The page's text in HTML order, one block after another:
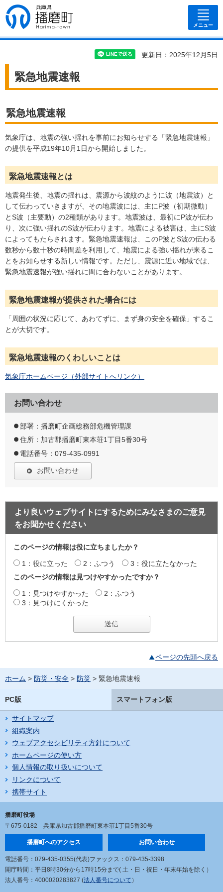
兵庫県 播磨
町
メニュー
更新日：2025年12月5日
緊急地震速報
緊急地震速報
気象庁は、地震の強い揺れを事前にお知らせする「緊急地震速報」
の提供を平成19年10月1日から開始しました。
緊急地震速報とは
地震発生後、地震の揺れは、震源から波紋のように波（地震波）と
して伝わっていきますが、その地震波には、主にP波（初期微動）
とS波（主要動）の2種類があります。地震波は、最初にP波が伝わ
り、次に強い揺れのS波が伝わります。地震による被害は、主にS波
によってもたらされます。緊急地震速報は、このP波とS波の伝わる
数秒から数十秒の時間差を利用して、地震による強い揺れが来るこ
とをお知らせする新しい情報です。ただし、震源に近い地域では、
緊急地震速報が強い揺れに間に合わないことがあります。
緊急地震速報が提供された場合には
「周囲の状況に応じて、あわてずに、まず身の安全を確保」するこ
とが大切です。
緊急地震速報のくわしいことは
気象庁ホームページ（外部サイトへリンク）
お問い合わせ
部署：播磨町企画総務部危機管理課
住所：加古郡播磨町東本荘1丁目5番30号
電話番号：079-435-0991
お問い合わせ
より良いウェブサイトにするためにみなさまのご意見
をお聞かせください
このページの情報は役に立ちましたか？
1：役に立った 2：ふつう
3：役に立たなかった
このページの情報は見つけやすかったですか？
1：見つけやすかった
2：ふつう
3：見つけにくかった
ページの先頭へ戻る
ホーム > 防災・安全 > 防災 > 緊急地震速報
PC版 スマートフォン版
サイトマップ
組織案内
ウェブアクセシビリティ方針について
ホームページの使い方
個人情報の取り扱いについて
リンクについて
携帯サイト
播磨町役場
〒675-0182 兵庫県加古郡播磨町東本荘1丁目5番30号
播磨町へのアクセス お問い合わせ
電話番号：079-435-0355(代表)ファックス：079-435-3398
開庁時間：平日8時30分から17時15分まで( 土・日・祝日・年末年始を除く）
法人番号：4000020283827 (法人番号について ）